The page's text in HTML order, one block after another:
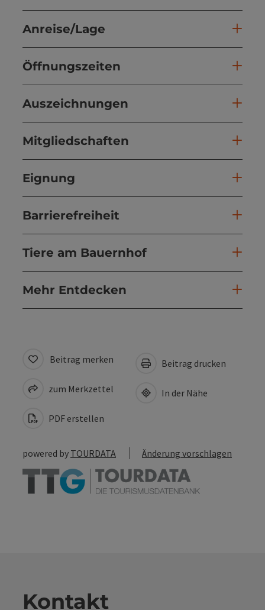
Anreise/Lage
Öffnungszeiten
Auszeichnungen
Mitgliedschaften
Eignung
Barrierefreiheit
Tiere am Bauernhof
Mehr Entdecken
Beitrag merken
zum Merkzettel
PDF erstellen
Beitrag drucken
In der Nähe
powered by TOURDATA Änderung vorschlagen
Kontakt